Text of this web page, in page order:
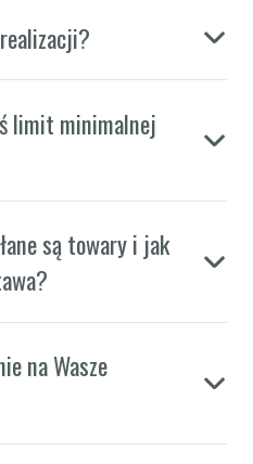
limit minimalnej
są towary i jak
na Wasze